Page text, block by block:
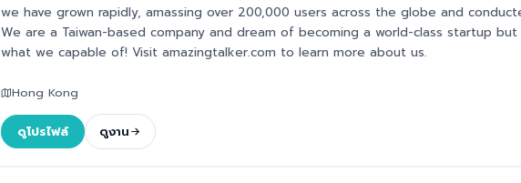
we have grown rapidly, amassing over 200,000 users across the globe and
We are a Taiwan-based company and dream of becoming a world-class startup
what we capable of! Visit amazingtalker.com to learn more about us.
Hong Kong
ดูโปรไฟล์ ดูงาน